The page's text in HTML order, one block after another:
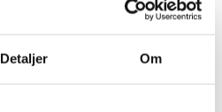
Detaljer Om